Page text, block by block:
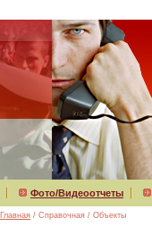
Фото/Видеоотчеты
Главная / Справочная / Объекты